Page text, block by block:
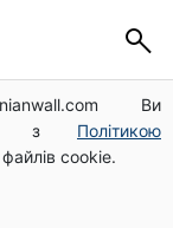
Ви
з Політикою
cookie.